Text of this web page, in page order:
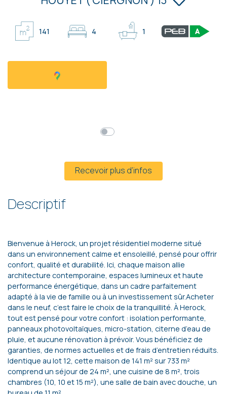
141 4 1
Recevoir plus d’infos
Descriptif
Bienvenue à Herock, un projet résidentiel moderne situé
dans un environnement calme et ensoleillé, pensé pour offrir
confort, qualité et durabilité. Ici, chaque maison allie
architecture contemporaine, espaces lumineux et haute
performance énergétique, dans un cadre parfaitement
adapté à la vie de famille ou à un investissement sûr.Acheter
dans le neuf, c’est faire le choix de la tranquillité. À Herock,
tout est pensé pour votre confort : isolation performante,
panneaux photovoltaïques, micro-station, citerne d’eau de
pluie, et aucune rénovation à prévoir. Vous bénéficiez de
garanties, de normes actuelles et de frais d’entretien réduits.
Identique au lot 12, cette maison de 141 m² sur 733 m²
comprend un séjour de 24 m², une cuisine de 8 m², trois
chambres (10, 10 et 15 m²), une salle de bain avec douche, un